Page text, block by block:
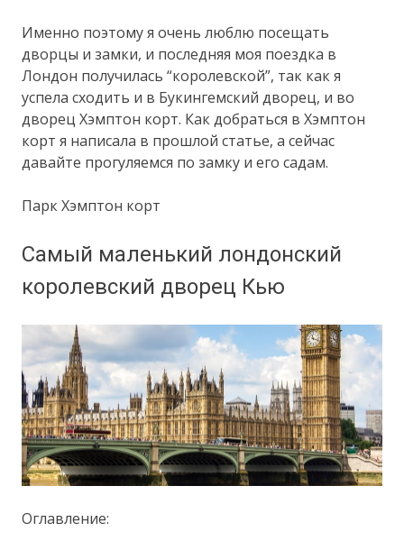
Именно поэтому я очень люблю посещать
дворцы и замки, и последняя моя поездка в
Лондон получилась “королевской”, так как я
успела сходить и в Букингемский дворец, и во
дворец Хэмптон корт. Как добраться в Хэмптон
корт я написала в прошлой статье, а сейчас
давайте прогуляемся по замку и его садам.
Парк Хэмптон корт
Самый маленький лондонский
королевский дворец Кью
Оглавление: